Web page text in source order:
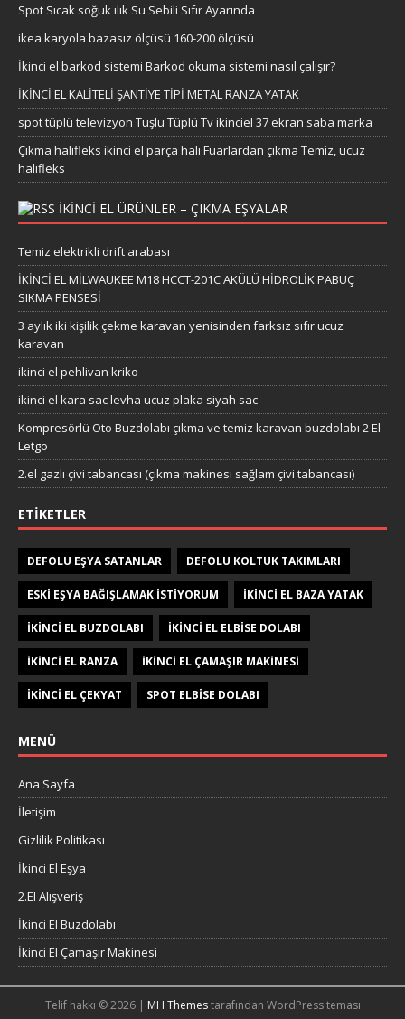
Spot Sıcak soğuk ılık Su Sebili Sıfır Ayarında
ikea karyola bazasız ölçüsü 160-200 ölçüsü
İkinci el barkod sistemi Barkod okuma sistemi nasıl çalışır?
İKİNCİ EL KALİTELİ ŞANTİYE TİPİ METAL RANZA YATAK
spot tüplü televizyon Tuşlu Tüplü Tv ikinciel 37 ekran saba marka
Çıkma halıfleks ikinci el parça halı Fuarlardan çıkma Temiz, ucuz
halıfleks
IKINCI EL ÜRÜNLER – ÇIKMA EŞYALAR
Temiz elektrikli drift arabası
İKİNCİ EL MİLWAUKEE M18 HCCT-201C AKÜLÜ HİDROLİK PABUÇ
SIKMA PENSESİ
3 aylık iki kişilik çekme karavan yenisinden farksız sıfır ucuz
karavan
ikinci el pehlivan kriko
ikinci el kara sac levha ucuz plaka siyah sac
Kompresörlü Oto Buzdolabı çıkma ve temiz karavan buzdolabı 2 El
Letgo
2.el gazlı çivi tabancası (çıkma makinesi sağlam çivi tabancası)
ETIKETLER
DEFOLU EŞYA SATANLAR DEFOLU KOLTUK TAKIMLARI
ESKI EŞYA BAĞIŞLAMAK ISTIYORUM IKINCI EL BAZA YATAK
IKINCI EL BUZDOLABI IKINCI EL ELBISE DOLABI
IKINCI EL RANZA IKINCI EL ÇAMAŞIR MAKINESI
IKINCI EL ÇEKYAT SPOT ELBISE DOLABI
MENÜ
Ana Sayfa
İletişim
Gizlilik Politikası
İkinci El Eşya
2.El Alışveriş
İkinci El Buzdolabı
İkinci El Çamaşır Makinesi
Telif hakkı © 2026 | MH Themestarafından WordPress teması